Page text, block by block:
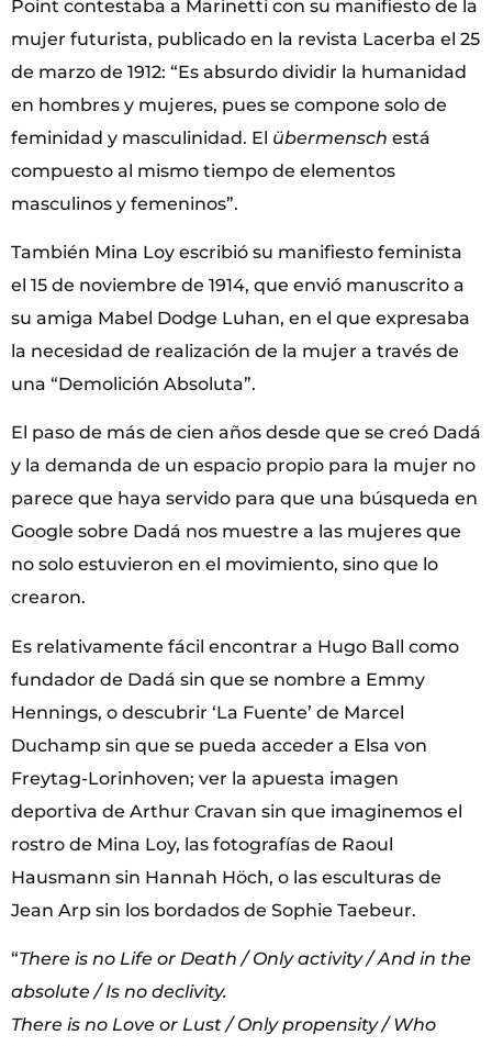
Point contestaba a Marinetti con su manifiesto de la
mujer futurista, publicado en la revista Lacerba el 25
de marzo de 1912: “Es absurdo dividir la humanidad
en hombres y mujeres, pues se compone solo de
feminidad y masculinidad. El übermensch está
compuesto al mismo tiempo de elementos
masculinos y femeninos”.
También Mina Loy escribió su manifiesto feminista
el 15 de noviembre de 1914, que envió manuscrito a
su amiga Mabel Dodge Luhan, en el que expresaba
la necesidad de realización de la mujer a través de
una “Demolición Absoluta”.
El paso de más de cien años desde que se creó Dadá
y la demanda de un espacio propio para la mujer no
parece que haya servido para que una búsqueda en
Google sobre Dadá nos muestre a las mujeres que
no solo estuvieron en el movimiento, sino que lo
crearon.
Es relativamente fácil encontrar a Hugo Ball como
fundador de Dadá sin que se nombre a Emmy
Hennings, o descubrir ‘La Fuente’ de Marcel
Duchamp sin que se pueda acceder a Elsa von
Freytag-Lorinhoven; ver la apuesta imagen
deportiva de Arthur Cravan sin que imaginemos el
rostro de Mina Loy, las fotografías de Raoul
Hausmann sin Hannah Höch, o las esculturas de
Jean Arp sin los bordados de Sophie Taebeur.
“There is no Life or Death / Only activity / And in the
absolute / Is no declivity.
There is no Love or Lust / Only propensity / Who